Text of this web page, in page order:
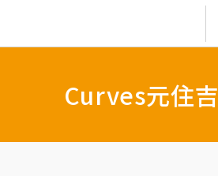
Curves元住吉